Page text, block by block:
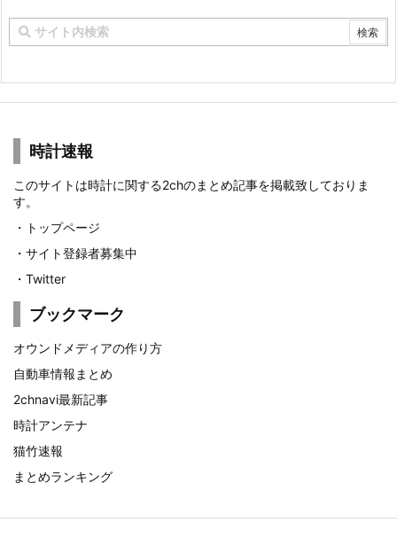
時計速報
このサイトは時計に関する2chのまとめ記事を掲載致しておりま
す。
・ トップページ
・ サイト登録者募集中
・ Twitter
ブックマーク
オウンドメディアの作り方
自動車情報まとめ
2chnavi最新記事
時計アンテナ
猫竹速報
まとめランキング